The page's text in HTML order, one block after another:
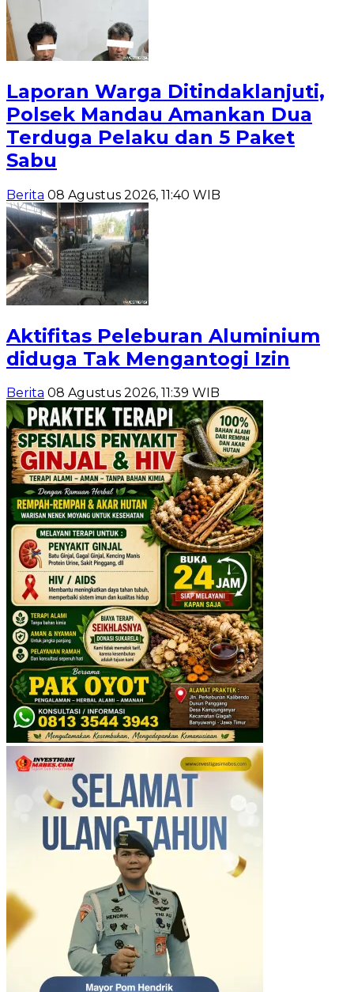
Laporan Warga Ditindaklanjuti,
Polsek Mandau Amankan Dua
Terduga Pelaku dan 5 Paket
Sabu
Berita 08 Agustus 2026, 11:40 WIB
Aktifitas Peleburan Aluminium
diduga Tak Mengantogi Izin
Berita 08 Agustus 2026, 11:39 WIB